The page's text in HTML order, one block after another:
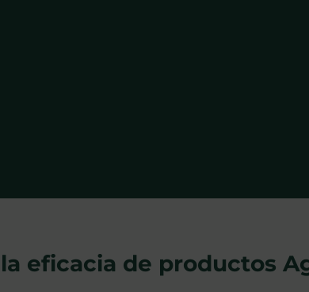
eficacia de productos